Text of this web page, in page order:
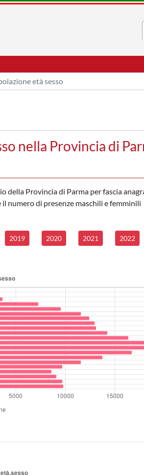
età sesso
nella Provincia di
della Provincia di Parma per fascia
numero di presenze maschili e femminili
2019 2020 2021 2022